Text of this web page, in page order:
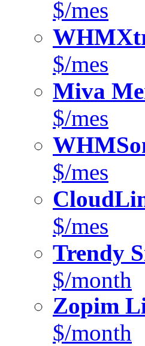
$/mes
$/mes
Miva
$/mes
$/mes
$/mes
Trendy
$/month
Zopim
$/month